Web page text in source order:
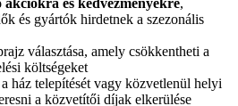
és kedvezményekre,
és gyártók hirdetnek a szezonális
választása, amely csökkentheti a
költségeket
ház telepítését vagy közvetlenül helyi
a közvetítői díjak elkerülése